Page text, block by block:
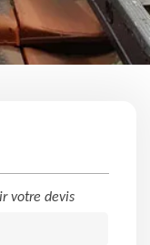
votre devis